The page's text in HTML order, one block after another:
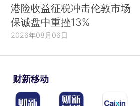
港险收益征税冲击伦敦市场
保诚盘中重挫13%
2026年08月06日
财新移动